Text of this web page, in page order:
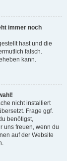
immer noch
hast und die
falsch.
kann.
nicht installiert
Frage ggf.
benötigst,
uns freuen, wenn du
auf der Website